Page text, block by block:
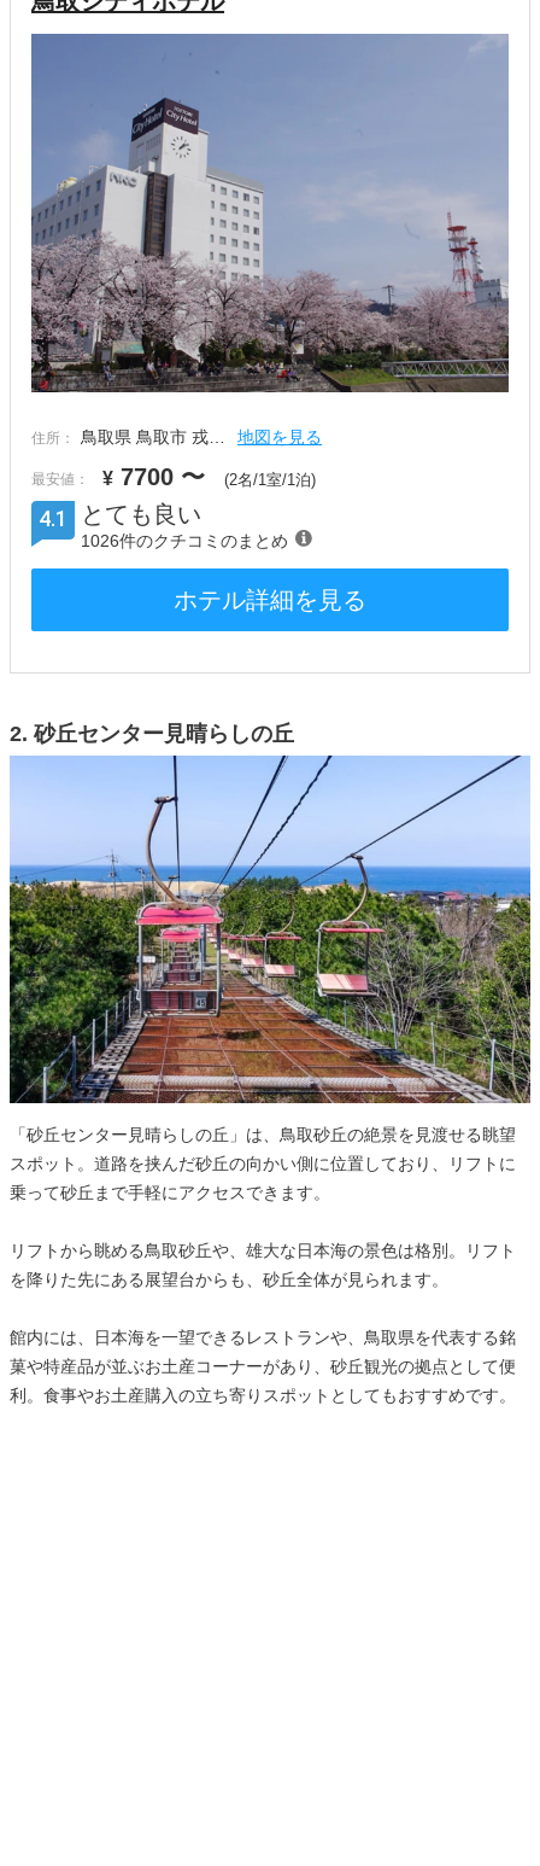
住所： 鳥取県 鳥取市 戎… 地図を見る
最安値： ¥ 7700 〜 (2名/1室/1泊)
4.1 とても良い
1026件のクチコミのまとめ
ホテル詳細を見る
2. 砂丘センター見晴らしの丘
「砂丘センター見晴らしの丘」は、鳥取砂丘の絶景を見渡せる眺望
スポット。道路を挟んだ砂丘の向かい側に位置しており、リフトに
乗って砂丘まで手軽にアクセスできます。
リフトから眺める鳥取砂丘や、雄大な日本海の景色は格別。リフト
を降りた先にある展望台からも、砂丘全体が見られます。
館内には、日本海を一望できるレストランや、鳥取県を代表する銘
菓や特産品が並ぶお土産コーナーがあり、砂丘観光の拠点として便
利。食事やお土産購入の立ち寄りスポットとしてもおすすめです。